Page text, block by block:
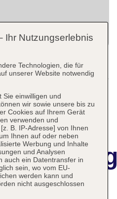
Ihr Nutzungserlebnis
Technologien, die für
unserer Website notwendig
Sie einwilligen und
wir sowie unsere bis zu
Cookies auf Ihrem Gerät
verwenden und
B. IP-Adresse] von Ihnen
Ihnen auf oder neben
Werbung und Inhalte
und Analysen
auch ein Datentransfer in
sein, wo vom EU-
werden kann und
nicht ausgeschlossen